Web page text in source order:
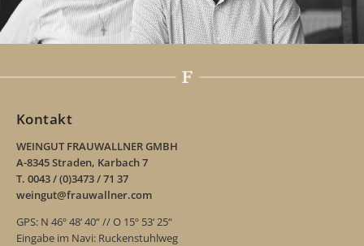
Kontakt
WEINGUT FRAUWALLNER GMBH
A-8345 Straden, Karbach 7
T. 0043 / (0)3473 / 71 37
weingut@frauwallner.com
GPS: N 46º 48‘ 40“ // O 15º 53‘ 25“
Eingabe im Navi: Ruckenstuhlweg